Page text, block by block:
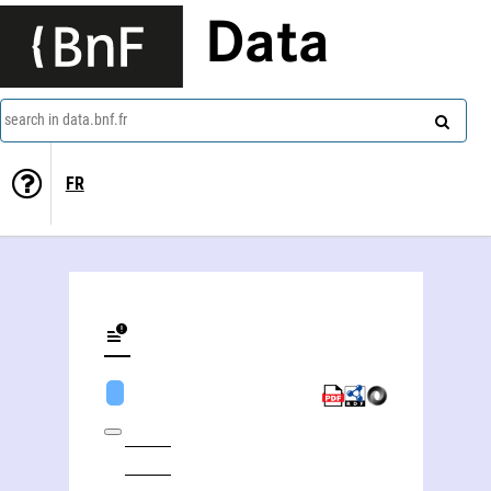
Data
search in data.bnf.fr
FR